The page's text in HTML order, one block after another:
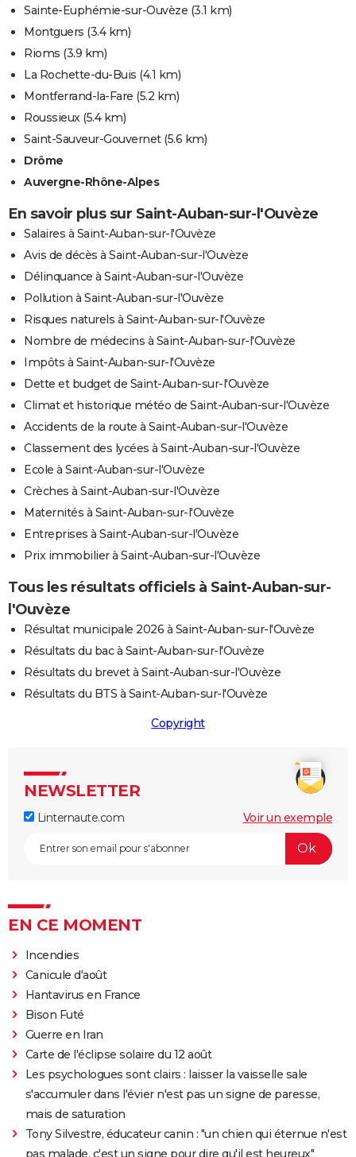
Sainte-Euphémie-sur-Ouvèze (3.1 km)
Montguers (3.4 km)
Rioms (3.9 km)
La Rochette-du-Buis (4.1 km)
Montferrand-la-Fare (5.2 km)
Roussieux(5.4 km)
Saint-Sauveur-Gouvernet(5.6 km)
Drôme
Auvergne-Rhône-Alpes
En savoir plus sur Saint-Auban-sur-l'Ouvèze
Salaires à Saint-Auban-sur-l'Ouvèze
Avis de décès à Saint-Auban-sur-l'Ouvèze
Délinquance à Saint-Auban-sur-l'Ouvèze
Pollution à Saint-Auban-sur-l'Ouvèze
Risques naturels à Saint-Auban-sur-l'Ouvèze
Nombre de médecins à Saint-Auban-sur-l'Ouvèze
Impôts à Saint-Auban-sur-l'Ouvèze
Dette et budget de Saint-Auban-sur-l'Ouvèze
Climat et historique météo de Saint-Auban-sur-l'Ouvèze
Accidents de la route à Saint-Auban-sur-l'Ouvèze
Classement des lycées à Saint-Auban-sur-l'Ouvèze
Ecole à Saint-Auban-sur-l'Ouvèze
Crèches à Saint-Auban-sur-l'Ouvèze
Maternités à Saint-Auban-sur-l'Ouvèze
Entreprises à Saint-Auban-sur-l'Ouvèze
Prix immobilier à Saint-Auban-sur-l'Ouvèze
Tous les résultats officiels à Saint-Auban-sur-
l'Ouvèze
Résultat municipale 2026 à Saint-Auban-sur-l'Ouvèze
Résultats du bac à Saint-Auban-sur-l'Ouvèze
Résultats du brevet à Saint-Auban-sur-l'Ouvèze
Résultats du BTS à Saint-Auban-sur-l'Ouvèze
Copyright
NEWSLETTER
Linternaute.com Voir un exemple
EN CE MOMENT
Incendies
Canicule d'août
Hantavirus en France
Bison Futé
Guerre en Iran
Carte de l'éclipse solaire du 12 août
Les psychologues sont clairs : laisser la vaisselle sale
s'accumuler dans l'évier n'est pas un signe de paresse,
mais de saturation
Tony Silvestre, éducateur canin : "un chien qui éternue n'est
pas malade, c'est un signe pour dire qu'il est heureux"